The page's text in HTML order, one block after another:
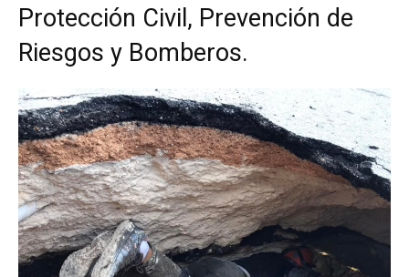
Protección Civil, Prevención de
Riesgos y Bomberos.